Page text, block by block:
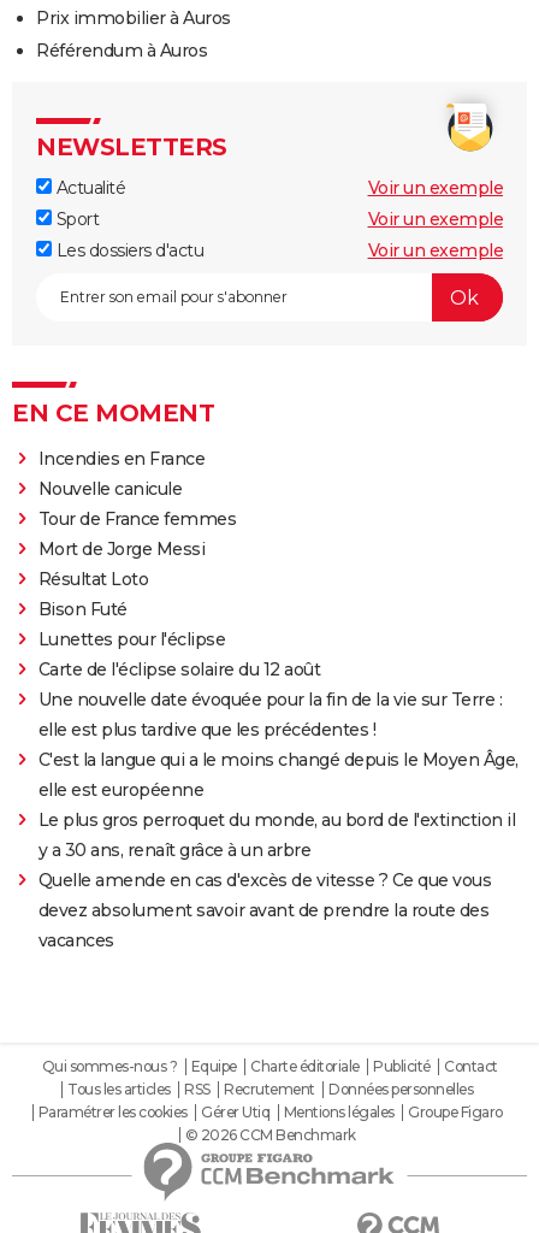
Prix immobilier à Auros
Référendum à Auros
NEWSLETTERS
Actualité
Voir un exemple
Sport
Voir un exemple
Les dossiers d'actu
Voir un exemple
EN CE MOMENT
Incendies en France
Nouvelle canicule
Tour de France femmes
Mort de Jorge Messi
Résultat Loto
Bison Futé
Lunettes pour l'éclipse
Carte de l'éclipse solaire du 12 août
Une nouvelle date évoquée pour la fin de la vie sur Terre :
elle est plus tardive que les précédentes !
C'est la langue qui a le moins changé depuis le Moyen Âge,
elle est européenne
Le plus gros perroquet du monde, au bord de l'extinction il
y a 30 ans, renaît grâce à un arbre
Quelle amende en cas d'excès de vitesse ? Ce que vous
devez absolument savoir avant de prendre la route des
vacances
Qui sommes-nous ? Equipe Charte éditoriale Publicité
Contact
Tous les articles
RSS Recrutement
Données personnelles
Paramétrer les cookies
Gérer Utiq Mentions légales
Groupe Figaro
© 2026 CCM Benchmark